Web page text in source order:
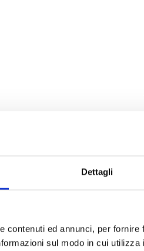
Dettagli
contenuti ed annunci, per
sul modo in cui